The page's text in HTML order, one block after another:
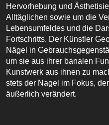
Hervorhebung und
Alltäglichen sowie um die
Lebensumfeldes und die
Fortschritts. Der Künstler
Nägel in
um sie aus ihrer banalen
Kunstwerk aus ihnen zu
stets der Nagel im Fokus,
äußerlich verändert.